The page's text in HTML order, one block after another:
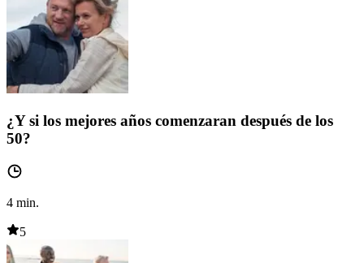
¿Y si los mejores años comenzaran después de los
50?
4 min.
5